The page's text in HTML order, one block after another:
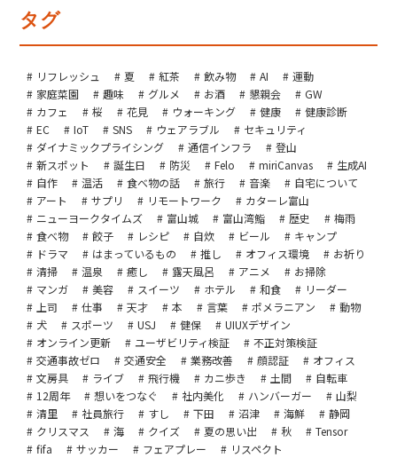
タグ
リフレッシュ 夏 紅茶 飲み物 AI
運動
家庭菜園
趣味 グルメ お酒 懇親会
GW
カフェ
桜 花見 ウォーキング 健康
健康診断
EC
IoT SNS ウェアラブル
セキュリティ
ダイナミックプライシング
通信インフラ
登山
新スポット
誕生日 防災 Felo miriCanvas
生成AI
自作
温活 食べ物の話 旅行 音楽
自宅について
アート
サプリ リモートワーク
カターレ富山
ニューヨークタイムズ
富山城 富山湾鮨 歴史
梅雨
食べ物
餃子 レシピ 自炊 ビール
キャンプ
ドラマ
はまっているもの 推し オフィス環境
お祈り
清掃
温泉 癒し 露天風呂 アニメ
お掃除
マンガ
美容 スイーツ ホテル 和食
リーダー
上司
仕事 天才 本 言葉 ポメラニアン
動物
犬
スポーツ USJ 健保
UIUXデザイン
オンライン更新
ユーザビリティ検証
不正対策検証
交通事故ゼロ
交通安全 業務改善 顔認証
オフィス
文房具
ライブ 飛行機 カニ歩き 土間
自転車
12周年
想いをつなぐ 社内美化 ハンバーガー
山梨
清里
社員旅行 すし 下田 沼津 海鮮
静岡
クリスマス
海 クイズ 夏の思い出 秋
Tensor
fifa
サッカー フェアプレー
リスペクト